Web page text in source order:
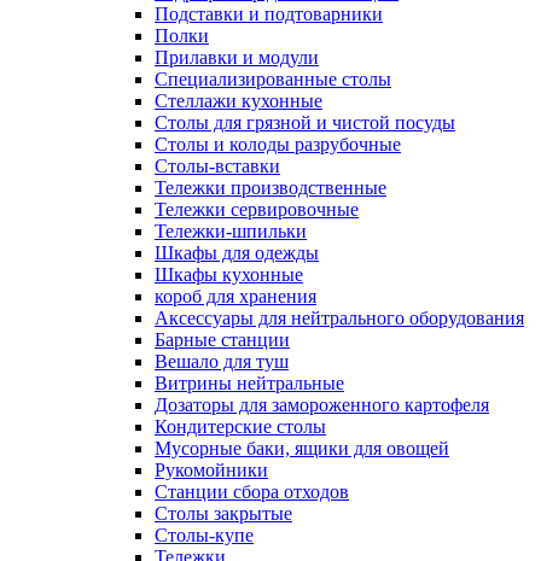
Подставки и подтоварники
Полки
Прилавки и модули
Специализированные столы
Стеллажи кухонные
Столы для грязной и чистой посуды
Столы и колоды разрубочные
Столы-вставки
Тележки производственные
Тележки сервировочные
Тележки-шпильки
Шкафы для одежды
Шкафы кухонные
короб для хранения
Аксессуары для нейтрального оборудования
Барные станции
Вешало для туш
Витрины нейтральные
Дозаторы для замороженного картофеля
Кондитерские столы
Мусорные баки, ящики для овощей
Рукомойники
Станции сбора отходов
Столы закрытые
Столы-купе
Тележки